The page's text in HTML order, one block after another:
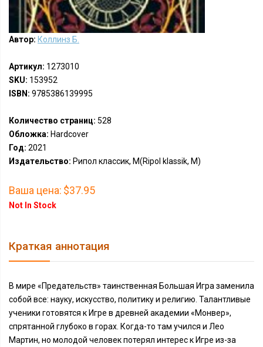
Автор: Коллинз Б.
Артикул: 1273010
SKU: 153952
ISBN: 9785386139995
Количество страниц: 528
Обложка: Hardcover
Год: 2021
Издательство: Рипол классик, М(Ripol klassik, M)
Ваша цена: $37.95
Not In Stock
Краткая аннотация
В мире «Предательств» таинственная Большая Игра заменила
собой все: науку, искусство, политику и религию. Талантливые
ученики готовятся к Игре в древней академии «Монвер»,
спрятанной глубоко в горах. Когда-то там учился и Лео
Мартин, но молодой человек потерял интерес к Игре из-за